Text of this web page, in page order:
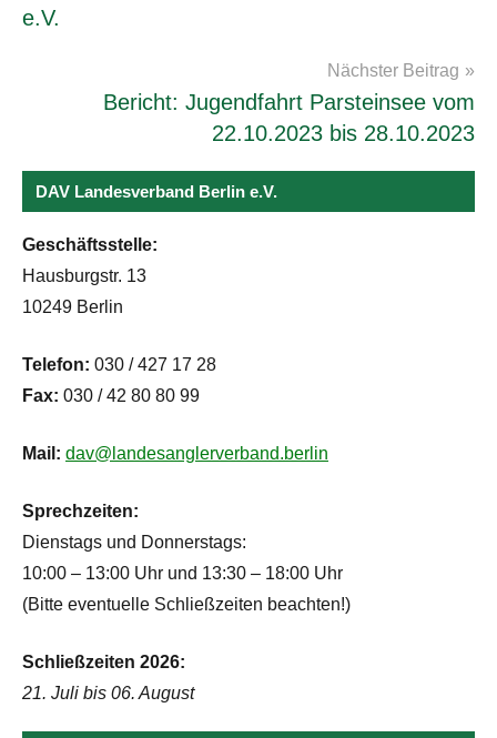
e.V.
Nächster Beitrag
Bericht: Jugendfahrt Parsteinsee vom
22.10.2023 bis 28.10.2023
DAV Landesverband Berlin e.V.
Geschäftsstelle:
Hausburgstr. 13
10249 Berlin
Telefon: 030 / 427 17 28
Fax: 030 / 42 80 80 99
Mail: dav@landesanglerverband.berlin
Sprechzeiten:
Dienstags und Donnerstags:
10:00 – 13:00 Uhr und 13:30 – 18:00 Uhr
(Bitte eventuelle Schließzeiten beachten!)
Schließzeiten 2026:
21. Juli bis 06. August